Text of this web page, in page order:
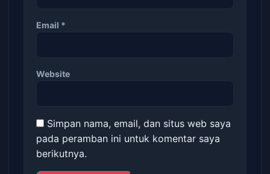
Email *
Website
Simpan nama, email, dan situs web saya
pada peramban ini untuk komentar saya
berikutnya.